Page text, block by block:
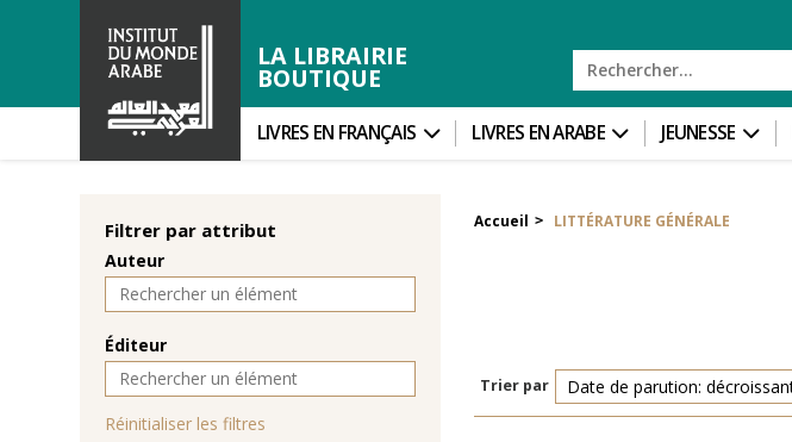
LA LIBRAIRIE
BOUTIQUE
LIVRES EN FRANÇAIS LIVRES EN ARABE JEUNESSE
Filtrer par attribut
Auteur
Éditeur
Réinitialiser les filtres
Accueil > LITTÉRATURE GÉNÉRALE
Trier par